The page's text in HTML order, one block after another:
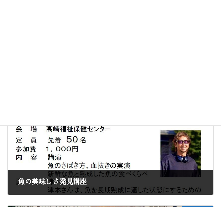
魚の美味しさ発見講座